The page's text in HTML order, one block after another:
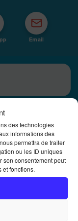
des technologies
informations des
permettra de traiter
ou les ID uniques
son consentement peut
et fonctions.
Email
Ei
et